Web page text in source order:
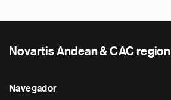
Novartis Andean & CAC region
Navegador